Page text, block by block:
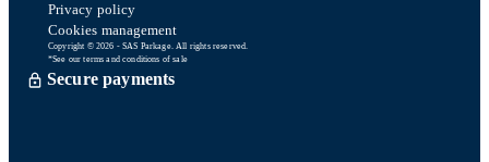
Privacy policy
Cookies management
Copyright © 2026 - SAS Parkage. All rights reserved.
*See our terms and conditions of sale
Secure payments